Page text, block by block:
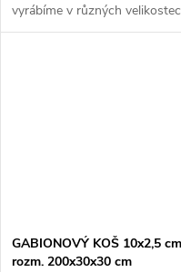
vyrábíme v různých
podle individuálních
GABIONOVÝ KOŠ 10x2,5
rozm. 200x30x30 cm